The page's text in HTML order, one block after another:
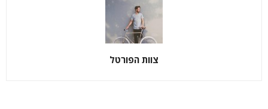
צוות הפורטל